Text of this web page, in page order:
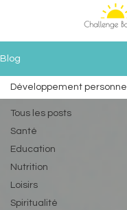
Blog
Tous les posts
Santé
Education
Nutrition
Loisirs
Spiritualité
Développement personnel